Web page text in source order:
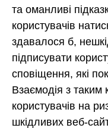
та оманливі
користувачів
здавалося б,
підписувати
сповіщення, які
Взаємодія з
користувачів на
шкідливих веб-